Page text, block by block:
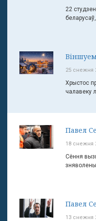
22
25 снежня
Хрыстос
чалавеку
Павел
18 снежня
Сёння
Павел
13 снежня